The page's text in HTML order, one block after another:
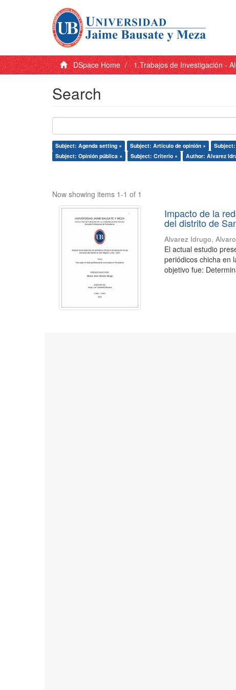
DSpace Home 1.Trabajos de Investigación -
Search
Subject: Agenda setting × Subject: Artículo de opinión ×
Subject: Opinión pública ×
Subject: Criterio × Author: Alvarez
Now showing items 1-1 of 1
Impacto de la
del distrito de
Alvarez Idrugo,
El actual estudio
periódicos chicha en
objetivo fue: